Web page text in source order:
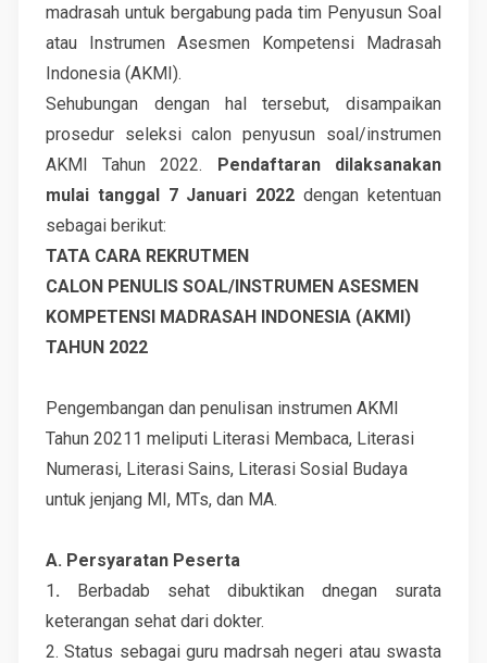
madrasah untuk bergabung pada tim Penyusun Soal
atau Instrumen Asesmen Kompetensi Madrasah
Indonesia (AKMI).
Sehubungan dengan hal tersebut, disampaikan
prosedur seleksi calon penyusun soal/instrumen
AKMI Tahun 2022. Pendaftaran dilaksanakan
mulai tanggal 7 Januari 2022 dengan ketentuan
sebagai berikut:
TATA CARA REKRUTMEN
CALON PENULIS SOAL/INSTRUMEN ASESMEN
KOMPETENSI MADRASAH INDONESIA (AKMI)
TAHUN 2022
Pengembangan dan penulisan instrumen AKMI
Tahun 20211 meliputi Literasi Membaca, Literasi
Numerasi, Literasi Sains, Literasi Sosial Budaya
untuk jenjang MI, MTs, dan MA.
A. Persyaratan Peserta
1. Berbadab sehat dibuktikan dnegan surata
keterangan sehat dari dokter.
2. Status sebagai guru madrsah negeri atau swasta